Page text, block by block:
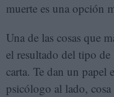
muerte es una opción
Una de las cosas que
el resultado del tipo de
carta. Te dan un papel
psicólogo al lado,